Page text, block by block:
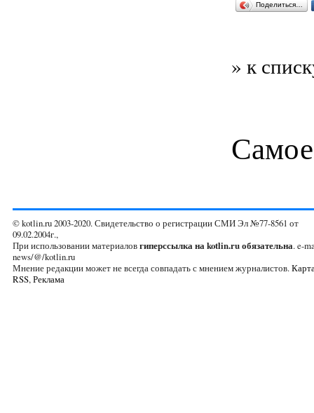
Поделиться…
» к
© kotlin.ru 2003-2020. Свидетельство о регистрации СМИ Эл №77-8561 от
09.02.2004г.,
При использовании материаловгиперссылка на kotlin.ru обязательна. e-
news/@/kotlin.ru
Мнение редакции может не всегда совпадать с мнением журналистов.
RSS,Реклама